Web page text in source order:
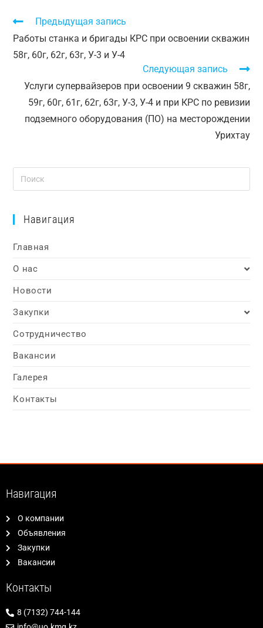
Предыдущая запись
Работы станка и бригады КРС при освоении скважин
58г, 60г, 62г, 63г, У-3 и У-4
Следующая запись
Услуги супервайзеров при освоении 9 скважин 58г,
59г, 60г, 61г, 62г, 63г, У-3, У-4 и при КРС по ревизии
подземного оборудования (ПО) на месторождении
Урихтау
Навигация
Главная
О нас
Новости
Закупки
Сотрудничество
Вакансии
Галерея
Контакты
Навигация
О компании
Объявления
Закупки
Вакансии
Контакты
8 (7132) 744-144